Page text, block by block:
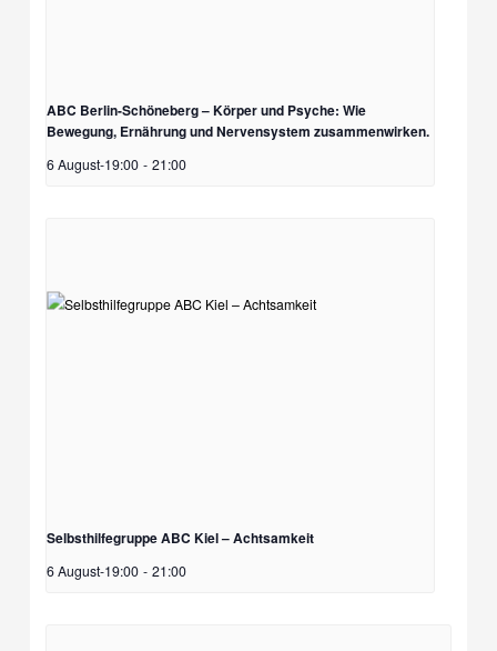
ABC Berlin-Schöneberg – Körper und Psyche: Wie
Bewegung, Ernährung und Nervensystem zusammenwirken.
6 August-19:00 - 21:00
Selbsthilfegruppe ABC Kiel – Achtsamkeit
6 August-19:00 - 21:00